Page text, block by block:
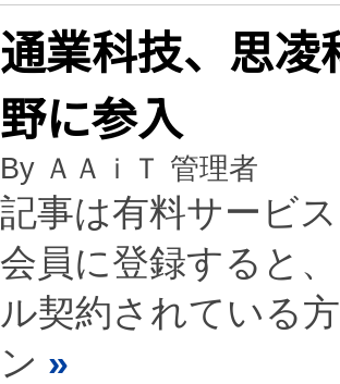
通業科技、思
野に参入
By ＡＡｉＴ 管理者
記事は有料サービ
会員に登録すると
ル契約されている
ン »